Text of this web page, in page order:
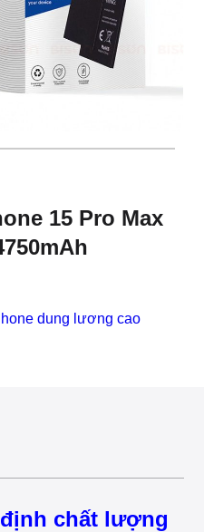
15 Pro Max
dung lương cao
chất lượng